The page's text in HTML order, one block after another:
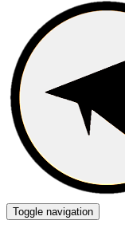
Toggle navigation